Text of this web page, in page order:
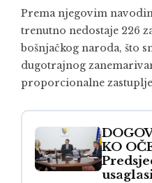
Prema njegovim
trenutno nedostaje 226
bošnjačkog naroda, što
dugotrajnog
proporcionalne
KO